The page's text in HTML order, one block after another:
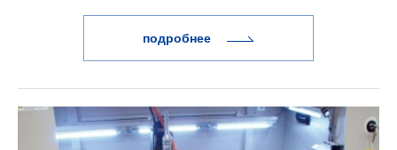
быструю окупаемость инвестиций. Низкие
эксплуатационные расходы и расширение
электронной коммерции повышают
привлекательность и рост стартапа.
подробнее